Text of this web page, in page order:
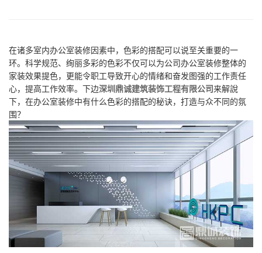
在诸多室内办公室装修因素中，色彩的搭配可以说至关重要的一
环。科学规范、绚丽多彩的色彩不仅可以为公司办公室装修整体的
家装效果提色，更能令职工导致开心的情绪和奋发图强的工作责任
心，提高工作效率。下边深圳鼎诚建筑装饰工程有限公司来解說
下，在办公室装修中有什么色彩的搭配的秘诀，打造与众不同的氛
围？